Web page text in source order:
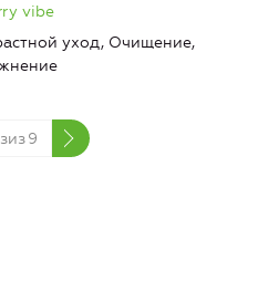
vibe
уход, Очищение,
9